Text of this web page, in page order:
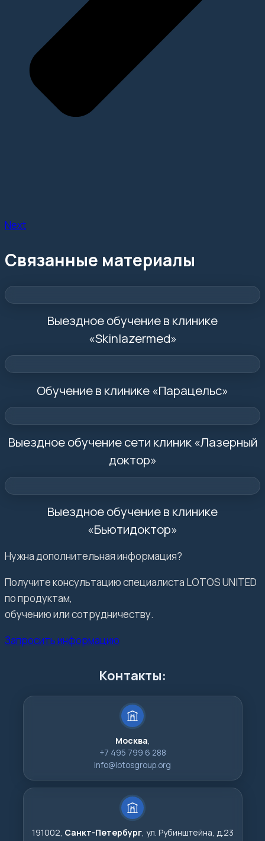
Next
Связанные материалы
Выездное обучение в клинике
«Skinlazermed»
Обучение в клинике «Парацельс»
Выездное обучение сети клиник «Лазерный
доктор»
Выездное обучение в клинике
«Бьютидоктор»
Нужна дополнительная информация?
Получите консультацию специалиста LOTOS UNITED
по продуктам,
обучению или сотрудничеству.
Запросить информацию
Контакты:
Москва,
+7 495 799 6 288
info@lotosgroup.org
191002, Санкт-Петербург, ул. Рубинштейна, д.23